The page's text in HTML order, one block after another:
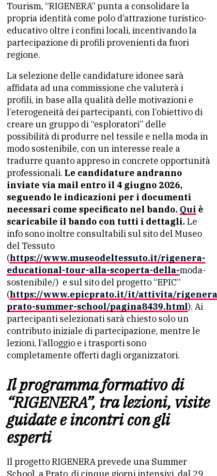
Tourism, “RIGENERA” punta a consolidare la
propria identità come polo d’attrazione turistico-
educativo oltre i confini locali, incentivando la
partecipazione di profili provenienti da fuori
regione.
La selezione delle candidature idonee sarà
affidata ad una commissione che valuterà i
profili, in base alla qualità delle motivazioni e
l’eterogeneità dei partecipanti, con l’obiettivo di
creare un gruppo di “esploratori” delle
possibilità di produrre nel tessile e nella moda in
modo sostenibile, con un interesse reale a
tradurre quanto appreso in concrete opportunità
professionali. Le candidature andranno
inviate via mail entro il 4 giugno 2026,
seguendo le indicazioni per i documenti
necessari come specificato nel bando. Qui è
scaricabile il bando con tutti i dettagli. Le
info sono inoltre consultabili sul sito del Museo
del Tessuto
(https://www.museodeltessuto.it/rigenera-
educational-tour-alla-scoperta-della-moda-
sostenibile/) e sul sito del progetto “EPIC”
(https://www.epicprato.it/it/attivita/
prato-summer-school/pagina8439.html). Ai
partecipanti selezionati sarà chiesto solo un
contributo iniziale di partecipazione, mentre le
lezioni, l’alloggio e i trasporti sono
completamente offerti dagli organizzatori.
Il programma formativo di
“RIGENERA”, tra lezioni, visite
guidate e incontri con gli
esperti
Il progetto RIGENERA prevede una Summer